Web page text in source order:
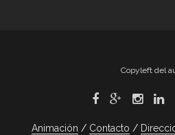
Copyleft del
Animación Contacto